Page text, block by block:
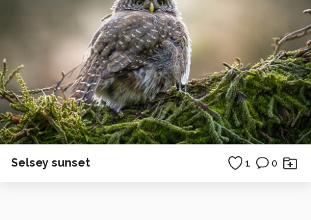
Selsey sunset 1 0